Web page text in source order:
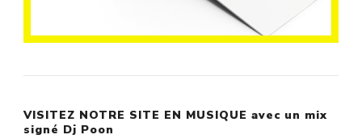
VISITEZ NOTRE SITE EN MUSIQUE avec un mix
signé Dj Poon